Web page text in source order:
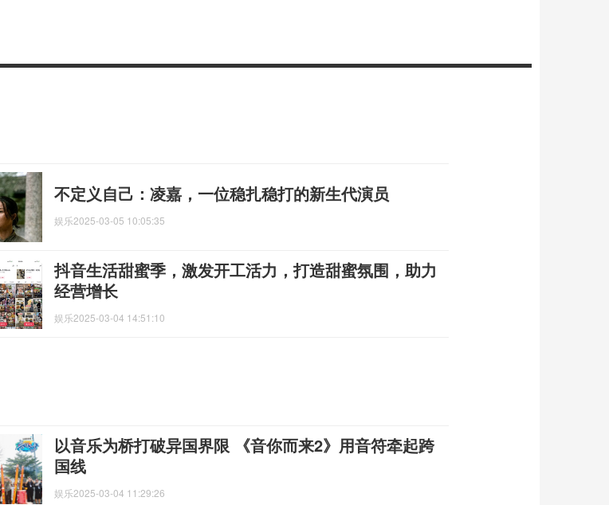
不定义自己：凌嘉，一位稳扎稳打的新生代演员
娱乐2025-03-05 10:05:35
抖音生活甜蜜季，激发开工活力，打造甜蜜氛围，助力
经营增长
娱乐2025-03-04 14:51:10
以音乐为桥打破异国界限 《音你而来2》用音符牵起跨
国线
娱乐2025-03-04 11:29:26